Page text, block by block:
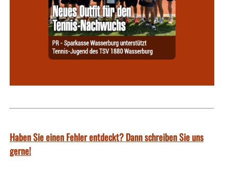
Haben Sie einen Fehler entdeckt? Dann schreiben Sie uns
gerne!